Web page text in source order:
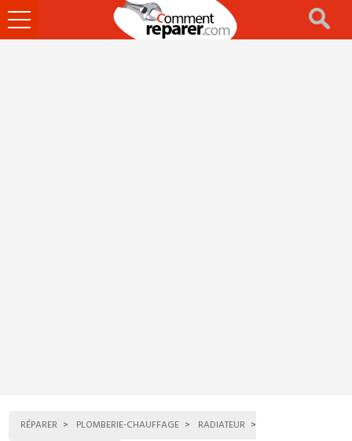
Ouvrir
le
RÉPARER PLOMBERIE-CHAUFFAGE
RADIATEUR